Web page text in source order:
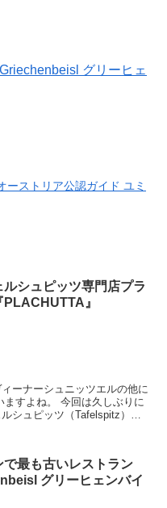
グリーヒェ
ーストリア公認ガイド ユミ
ルシュピッツ専門店プラ
PLACHUTTA』
ーナーシュニッツエルの他に
ますよね。 今回は久しぶりに
シュピッツ（Tafelspitz）専
で最も古いレストラン
グリーヒェンバイ